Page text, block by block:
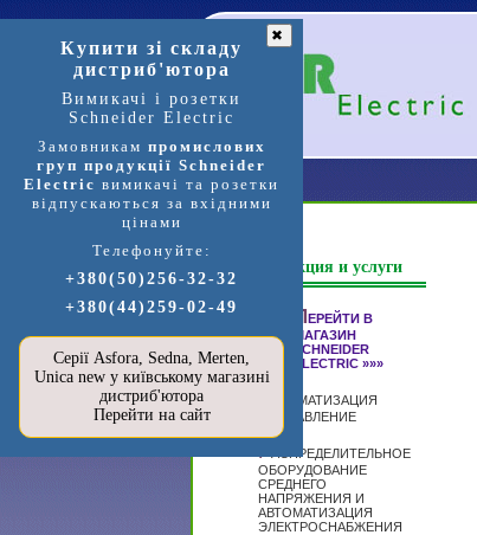
Продукция и услуги
ПЕРЕЙТИ В
МАГАЗИН
SCHNEIDER
ELECTRIC »»»
ВТОМАТИЗАЦИЯ
И УПРАВЛЕНИЕ
АСПРЕДЕЛИТЕЛЬНОЕ
ОБОРУДОВАНИЕ
СРЕДНЕГО
НАПРЯЖЕНИЯ И
АВТОМАТИЗАЦИЯ
ЭЛЕКТРОСНАБЖЕНИЯ
Купити зі складу
дистриб'ютора
Вимикачі і розетки
Schneider Electric
Замовникам промислових
груп продукції Schneider
Electric вимикачі та розетки
відпускаються за вхідними
цінами
Телефонуйте:
+380(50)256-32-32
+380(44)259-02-49
Серії Asfora, Sedna, Merten,
Unica new у київському магазині
дистриб'ютора
Перейти на сайт
✖